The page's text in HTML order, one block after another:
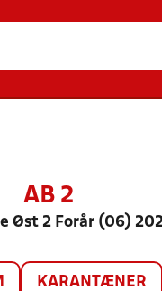
AB 2
Øst 2 Forår (06)
KARANTÆNER